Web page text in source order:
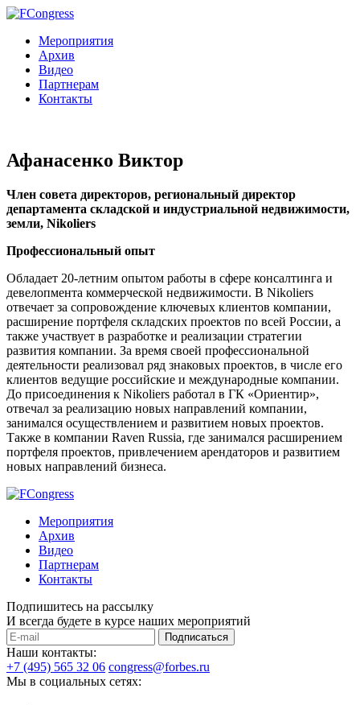
Мероприятия
Архив
Видео
Партнерам
Контакты
Афанасенко Виктор
Член совета директоров, региональный директор
департамента складской и индустриальной недвижимости,
земли, Nikoliers
Профессиональный опыт
Обладает 20-летним опытом работы в сфере консалтинга и
девелопмента коммерческой недвижимости. В Nikoliers
отвечает за сопровождение ключевых клиентов компании,
расширение портфеля складских проектов по всей России, а
также участвует в разработке и реализации стратегии
развития компании. За время своей профессиональной
деятельности реализовал ряд знаковых проектов, в числе его
клиентов ведущие российские и международные компании.
До присоединения к Nikoliers работал в ГК «Ориентир»,
отвечал за реализацию новых направлений компании,
занимался осуществлением и развитием новых проектов.
Также в компании Raven Russia, где занимался расширением
портфеля проектов, привлечением арендаторов и развитием
новых направлений бизнеса.
Мероприятия
Архив
Видео
Партнерам
Контакты
Подпишитесь на рассылку
И всегда будете в курсе наших мероприятий
Подписаться
Наши контакты:
+7 (495) 565 32 06 congress@forbes.ru
Мы в социальных сетях: